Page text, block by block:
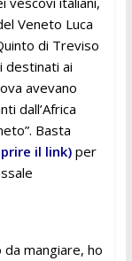
Veneto Luca
di Treviso
destinati ai
avevano
dall’Africa
Basta
il link)per
mangiare, ho